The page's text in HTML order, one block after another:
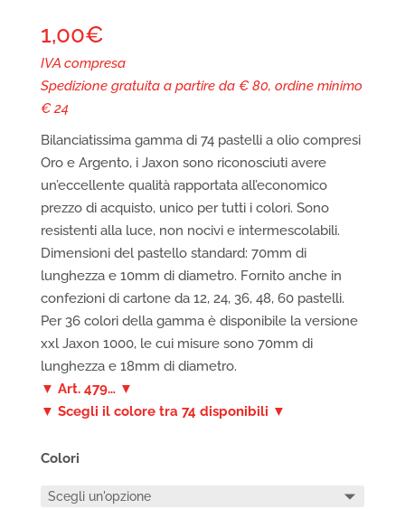
1,00€
IVA compresa
Spedizione gratuita a partire da € 80, ordine minimo
€ 24
Bilanciatissima gamma di 74 pastelli a olio compresi
Oro e Argento, i Jaxon sono riconosciuti avere
un’eccellente qualità rapportata all’economico
prezzo di acquisto, unico per tutti i colori. Sono
resistenti alla luce, non nocivi e intermescolabili.
Dimensioni del pastello standard: 70mm di
lunghezza e 10mm di diametro. Fornito anche in
confezioni di cartone da 12, 24, 36, 48, 60 pastelli.
Per 36 colori della gamma è disponibile la versione
xxl Jaxon 1000, le cui misure sono 70mm di
lunghezza e 18mm di diametro.
▼ Art. 479… ▼
▼ Scegli il colore tra 74 disponibili ▼
Colori